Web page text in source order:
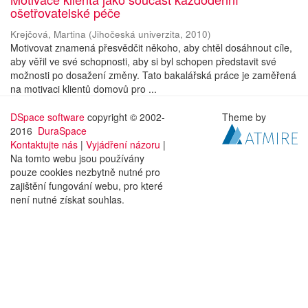
ošetřovatelské péče
Krejčová, Martina (Jihočeská univerzita, 2010)
Motivovat znamená přesvědčit někoho, aby chtěl dosáhnout cíle,
aby věřil ve své schopnosti, aby si byl schopen představit své
možnosti po dosažení změny. Tato bakalářská práce je zaměřená
na motivaci klientů domovů pro ...
DSpace software copyright © 2002-
2016 DuraSpace
Kontaktujte nás | Vyjádření názoru |
Na tomto webu jsou používány
pouze cookies nezbytně nutné pro
zajištění fungování webu, pro které
není nutné získat souhlas.
Theme by